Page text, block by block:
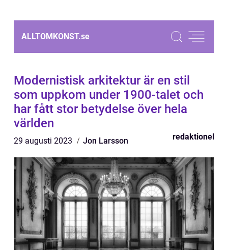
ALLTOMKONST.se
Modernistisk arkitektur är en stil
som uppkom under 1900-talet och
har fått stor betydelse över hela
världen
29 augusti 2023 Jon Larsson redaktionel